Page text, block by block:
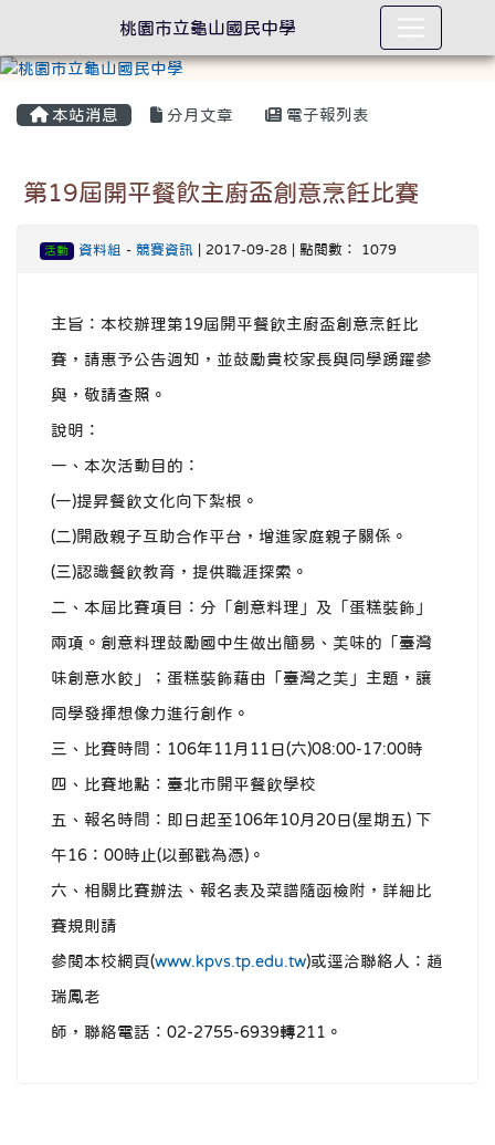
本站消息 分月文章 電子報列表
第19屆開平餐飲主廚盃創意烹飪比賽
活動 資料組 - 競賽資訊| 2017-09-28 | 點閱數： 1079
主旨：本校辦理第19屆開平餐飲主廚盃創意烹飪比
賽，請惠予公告週知，並鼓勵貴校家長與同學踴躍參
與，敬請查照。
說明：
一、本次活動目的：
(一)提昇餐飲文化向下紮根。
(二)開啟親子互助合作平台，增進家庭親子關係。
(三)認識餐飲教育，提供職涯探索。
二、本屆比賽項目：分「創意料理」及「蛋糕裝飾」
兩項。創意料理鼓勵國中生做出簡易、美味的「臺灣
味創意水餃」；蛋糕裝飾藉由「臺灣之美」主題，讓
同學發揮想像力進行創作。
三、比賽時間：106年11月11日(六)08:00-17:00時
四、比賽地點：臺北市開平餐飲學校
五、報名時間：即日起至106年10月20日(星期五) 下
午16：00時止(以郵戳為憑)。
六、相關比賽辦法、報名表及菜譜隨函檢附，詳細比
賽規則請
參閱本校網頁(www.kpvs.tp.edu.tw)或逕洽聯絡人：趙
瑞鳳老
師，聯絡電話：02-2755-6939轉211。
桃園市立龜山國民中學